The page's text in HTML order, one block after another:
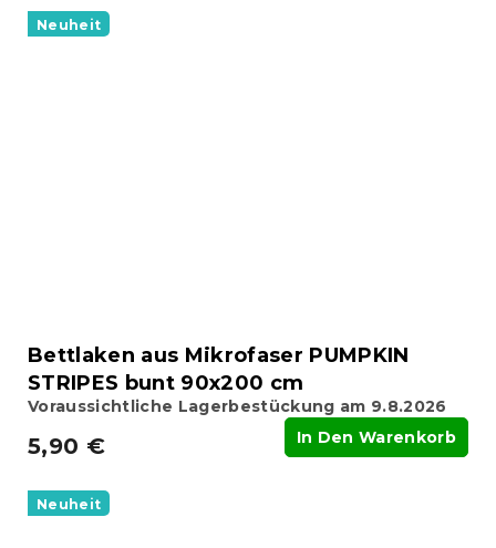
Neuheit
Bettlaken aus Mikrofaser PUMPKIN
STRIPES bunt 90x200 cm
Voraussichtliche Lagerbestückung am 9.8.2026
5,90 € In Den Warenkorb
Neuheit